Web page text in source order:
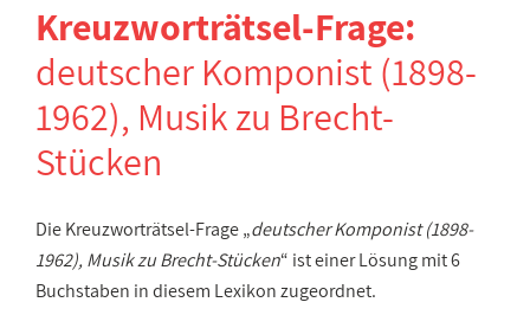
Kreuzworträtsel-Frage:
deutscher Komponist (1898-
1962), Musik zu Brecht-
Stücken
Die Kreuzworträtsel-Frage „deutscher Komponist (1898-
1962), Musik zu Brecht-Stücken“ ist einer Lösung mit 6
Buchstaben in diesem Lexikon zugeordnet.